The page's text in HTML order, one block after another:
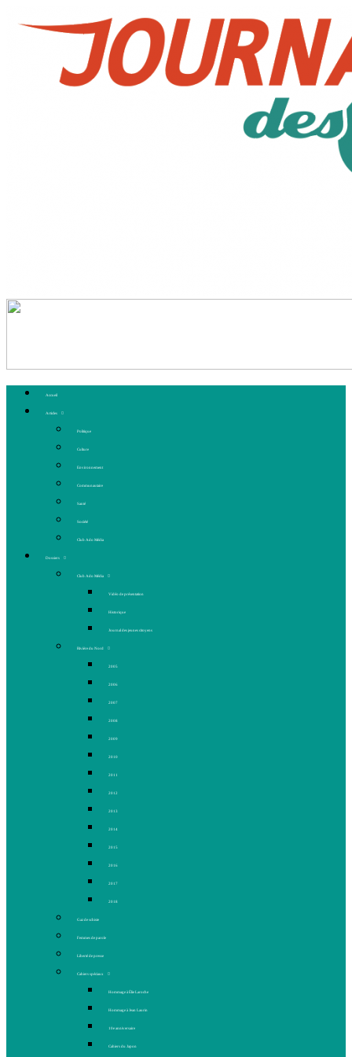
Accueil
Articles
Politique
Culture
Environnement
Communautaire
Santé
Société
Club Ado Média
Dossiers
Club Ado Média
Vidéo de présentation
Historique
Journal des jeunes citoyens
Rivière du Nord
2005
2006
2007
2008
2009
2010
2011
2012
2013
2014
2015
2016
2017
2018
Gaz de schiste
Femmes de parole
Liberté de presse
Cahiers spéciaux
Hommage à Élie Laroche
Hommage à Jean Laurin
10e anniversaire
Cahiers du Japon